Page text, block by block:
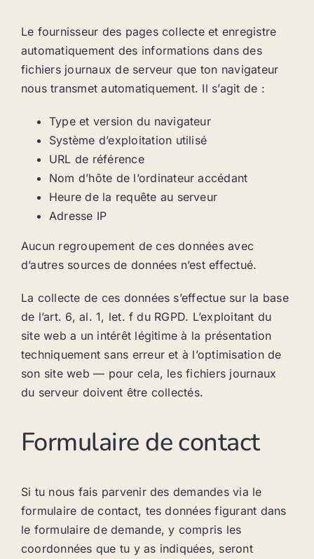
Le fournisseur des pages collecte et enregistre
automatiquement des informations dans des
fichiers journaux de serveur que ton navigateur
nous transmet automatiquement. Il s’agit de :
Type et version du navigateur
Système d’exploitation utilisé
URL de référence
Nom d’hôte de l’ordinateur accédant
Heure de la requête au serveur
Adresse IP
Aucun regroupement de ces données avec
d’autres sources de données n’est effectué.
La collecte de ces données s’effectue sur la base
de l’art. 6, al. 1, let. f du RGPD. L’exploitant du
site web a un intérêt légitime à la présentation
techniquement sans erreur et à l’optimisation de
son site web — pour cela, les fichiers journaux
du serveur doivent être collectés.
Formulaire de contact
Si tu nous fais parvenir des demandes via le
formulaire de contact, tes données figurant dans
le formulaire de demande, y compris les
coordonnées que tu y as indiquées, seront